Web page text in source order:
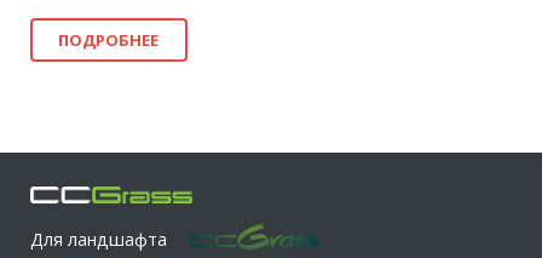
ПОДРОБНЕЕ
Для ландшафта